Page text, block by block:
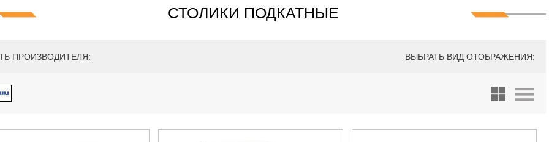
СТОЛИКИ ПОДКАТНЫЕ
ПРОИЗВОДИТЕЛЯ: ВЫБРАТЬ ВИД ОТОБРАЖЕНИЯ: